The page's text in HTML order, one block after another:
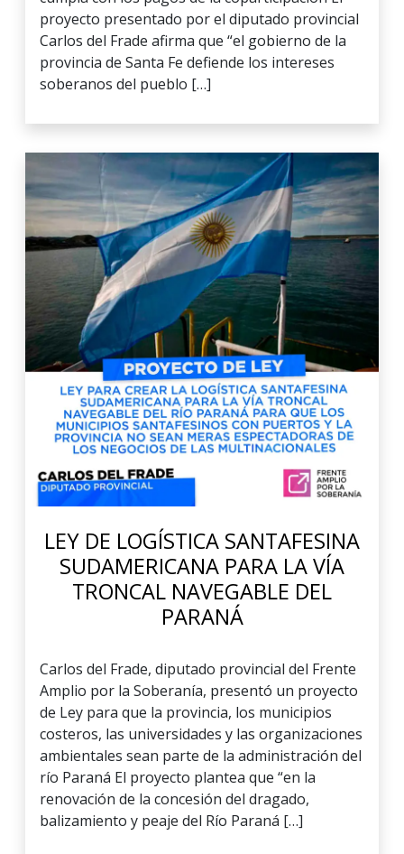
proyecto presentado por el diputado provincial
Carlos del Frade afirma que “el gobierno de la
provincia de Santa Fe defiende los intereses
soberanos del pueblo […]
LEY DE LOGÍSTICA SANTAFESINA
SUDAMERICANA PARA LA VÍA
TRONCAL NAVEGABLE DEL
PARANÁ
Carlos del Frade, diputado provincial del Frente
Amplio por la Soberanía, presentó un proyecto
de Ley para que la provincia, los municipios
costeros, las universidades y las organizaciones
ambientales sean parte de la administración del
río Paraná El proyecto plantea que “en la
renovación de la concesión del dragado,
balizamiento y peaje del Río Paraná […]